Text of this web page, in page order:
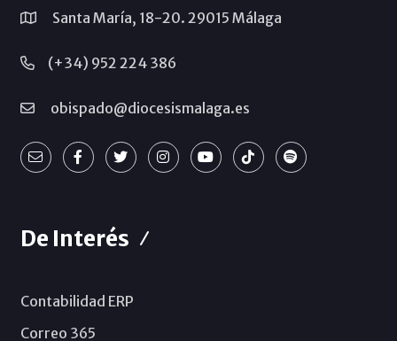
Santa María, 18-20. 29015 Málaga
(+34) 952 224 386
obispado@diocesismalaga.es
De Interés
Contabilidad ERP
Correo 365